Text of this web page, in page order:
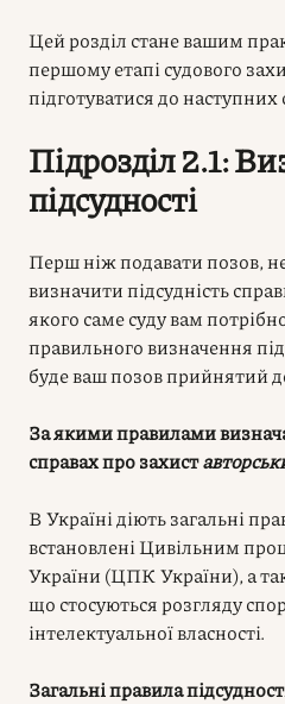
Цей розділ стане вашим
першому етапі судового
підготуватися до наступних
Підрозділ 2.1:
підсудності
Перш ніж подавати позов,
визначити підсудність
якого саме суду вам
правильного визначення
буде ваш позов прийнятий
За якими правилами
справах про захист
В Україні діють загальні
встановлені Цивільним
України (ЦПК України), а
що стосуються розгляду
інтелектуальної власності.
Загальні правила